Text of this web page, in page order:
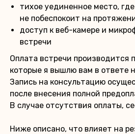
тихое уединенное место,
не побеспокоит на
доступ к веб-камере и
встречи
Оплата встречи производится
которые я вышлю вам в ответе
Запись на консультацию
после внесения полной
В случае отсутствия оплаты,
Ниже описано, что влияет на